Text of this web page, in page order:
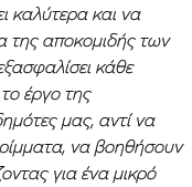
καλύτερα και να
της αποκομιδής των
κάθε
έργο της
μας, αντί να
να βοηθήσουν
για ένα μικρό